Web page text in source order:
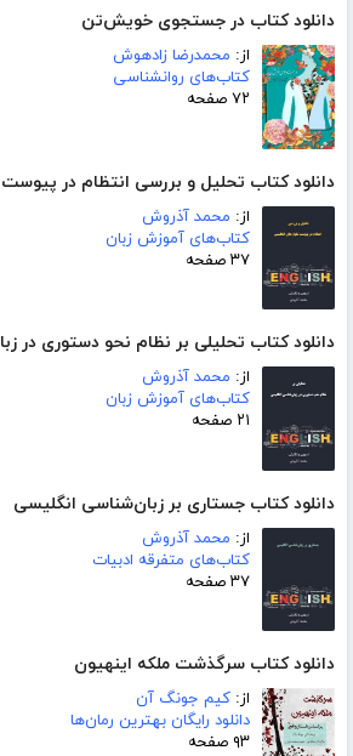
دانلود کتاب در جستجوی خویش‌تن
از: محمدرضا زادهوش
کتاب‌های روانشناسی
۷۲ صفحه
دانلود کتاب تحلیل و بررسی انتظام در
از: محمد آذروش
کتاب‌های آموزش زبان
۳۷ صفحه
دانلود کتاب تحلیلی بر نظام نحو دستوری در
از: محمد آذروش
کتاب‌های آموزش زبان
۲۱ صفحه
دانلود کتاب جستاری بر زبان‌شناسی انگلیسی
از: محمد آذروش
کتاب‌های متفرقه ادبیات
۳۷ صفحه
دانلود کتاب سرگذشت ملکه اینهیون
از: کیم جونگ آن
دانلود رایگان بهترین رمان‌ها
۹۳ صفحه